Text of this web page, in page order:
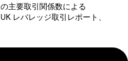
主要取引関係数による
レバレッジ取引レポート、